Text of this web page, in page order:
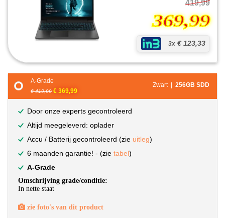
419,99
369,99
3x € 123,33
A-Grade
€ 419,99 € 369,99
Zwart | 256GB SDD
Door onze experts gecontroleerd
Altijd meegeleverd: oplader
Accu / Batterij gecontroleerd (zie uitleg)
6 maanden garantie! - (zie tabel)
A-Grade
Omschrijving grade/conditie:
In nette staat
zie foto's van dit product